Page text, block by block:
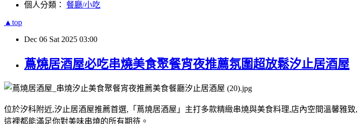
個人分類： 餐廳/小吃
▲top
Dec 06 Sat 2025 03:00
蔦燒居酒屋必吃串燒美食聚餐宵夜推薦氛圍超放鬆汐止居酒屋
位於汐科附近,汐止居酒屋推薦首選,「蔦燒居酒屋」主打多款精緻串燒與美食料理,店內空間溫馨雅
這裡都能滿足你對美味串燒的所有期待。